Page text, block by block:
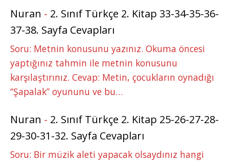
Nuran - 2. Sınıf Türkçe 2. Kitap 33-34-35-36-
37-38. Sayfa Cevapları
Soru: Metnin konusunu yazınız. Okuma öncesi
yaptığınız tahmin ile metnin konusunu
karşılaştırınız. Cevap: Metin, çocukların oynadığı
“Şapalak” oyununu ve bu…
Nuran - 2. Sınıf Türkçe 2. Kitap 25-26-27-28-
29-30-31-32. Sayfa Cevapları
Soru: Bir müzik aleti yapacak olsaydınız hangi